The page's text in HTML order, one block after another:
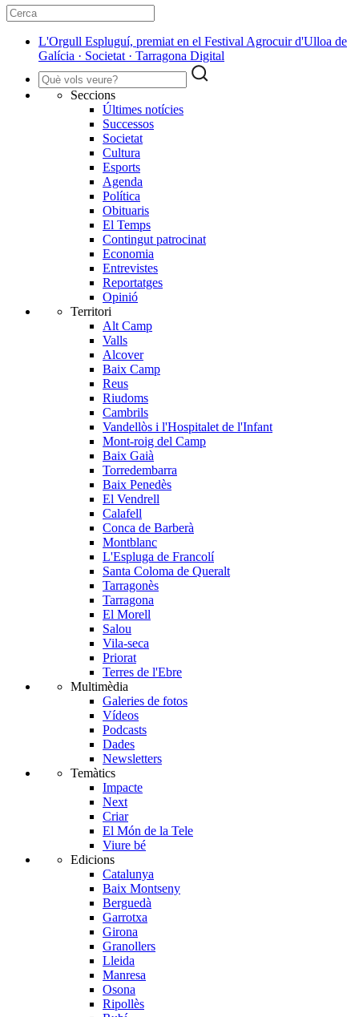
L'Orgull Espluguí, premiat en el Festival Agrocuir d'Ulloa de
Galícia · Societat · Tarragona Digital
Seccions
Últimes notícies
Successos
Societat
Cultura
Esports
Agenda
Política
Obituaris
El Temps
Contingut patrocinat
Economia
Entrevistes
Reportatges
Opinió
Territori
Alt Camp
Valls
Alcover
Baix Camp
Reus
Riudoms
Cambrils
Vandellòs i l'Hospitalet de l'Infant
Mont-roig del Camp
Baix Gaià
Torredembarra
Baix Penedès
El Vendrell
Calafell
Conca de Barberà
Montblanc
L'Espluga de Francolí
Santa Coloma de Queralt
Tarragonès
Tarragona
El Morell
Salou
Vila-seca
Priorat
Terres de l'Ebre
Multimèdia
Galeries de fotos
Vídeos
Podcasts
Dades
Newsletters
Temàtics
Impacte
Next
Criar
El Món de la Tele
Viure bé
Edicions
Catalunya
Baix Montseny
Berguedà
Garrotxa
Girona
Granollers
Lleida
Manresa
Osona
Ripollès